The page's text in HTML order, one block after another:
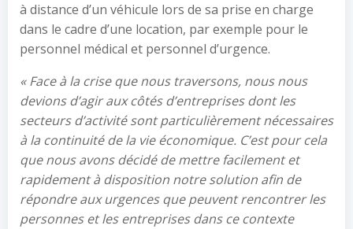
à distance d’un véhicule lors de sa prise en charge
dans le cadre d’une location, par exemple pour le
personnel médical et personnel d’urgence.
« Face à la crise que nous traversons, nous nous
devions d’agir aux côtés d’entreprises dont les
secteurs d’activité sont particulièrement nécessaires
à la continuité de la vie économique. C’est pour cela
que nous avons décidé de mettre facilement et
rapidement à disposition notre solution afin de
répondre aux urgences que peuvent rencontrer les
personnes et les entreprises dans ce contexte